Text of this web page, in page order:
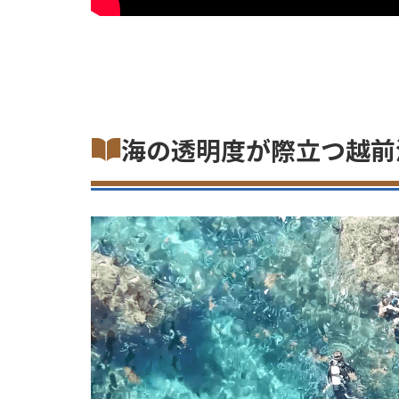
海の透明度が際立つ越